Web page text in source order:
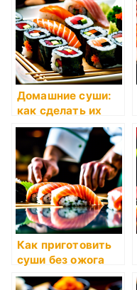
Домашние суши:
как сделать их
как профессионал
Как приготовить
суши без ожога
острым перцем?